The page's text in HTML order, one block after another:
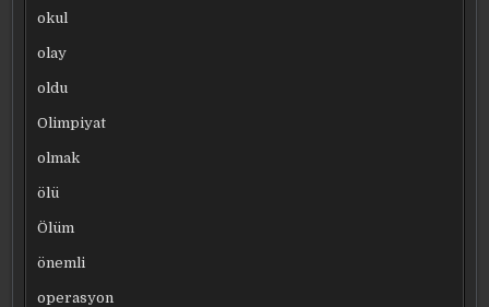
okul
olay
oldu
Olimpiyat
olmak
ölü
Ölüm
önemli
operasyon